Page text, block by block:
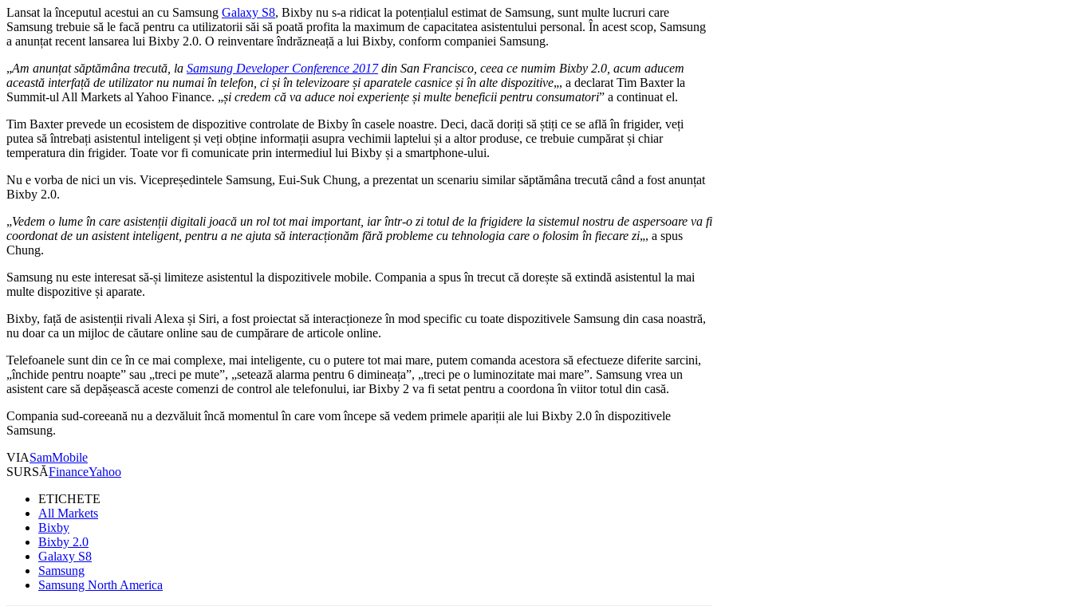
Lansat la începutul acestui an cu Samsung Galaxy S8, Bixby nu s-a ridicat la potențialul estimat de Samsung, sunt multe lucruri care
Samsung trebuie să le facă pentru ca utilizatorii săi să poată profita la maximum de capacitatea asistentului personal. În acest scop, Samsung
a anunțat recent lansarea lui Bixby 2.0. O reinventare îndrăzneață a lui Bixby, conform companiei Samsung.
„Am anunțat săptămâna trecută, la Samsung Developer Conference 2017din San Francisco, ceea ce numim Bixby 2.0, acum aducem
această interfață de utilizator nu numai în telefon, ci și în televizoare și aparatele casnice și în alte dispozitive„, a declarat Tim Baxter la
Summit-ul All Markets al Yahoo Finance. „și credem că va aduce noi experiențe și multe beneficii pentru consumatori” a continuat el.
Tim Baxter prevede un ecosistem de dispozitive controlate de Bixby în casele noastre. Deci, dacă doriți să știți ce se află în frigider, veți
putea să întrebați asistentul inteligent și veți obține informații asupra vechimii laptelui și a altor produse, ce trebuie cumpărat și chiar
temperatura din frigider. Toate vor fi comunicate prin intermediul lui Bixby și a smartphone-ului.
Nu e vorba de nici un vis. Vicepreședintele Samsung, Eui-Suk Chung, a prezentat un scenariu similar săptămâna trecută când a fost anunțat
Bixby 2.0.
„Vedem o lume în care asistenții digitali joacă un rol tot mai important, iar într-o zi totul de la frigidere la sistemul nostru de aspersoare va fi
coordonat de un asistent inteligent, pentru a ne ajuta să interacționăm fără probleme cu tehnologia care o folosim în fiecare zi„, a spus
Chung.
Samsung nu este interesat să-și limiteze asistentul la dispozitivele mobile. Compania a spus în trecut că dorește să extindă asistentul la mai
multe dispozitive și aparate.
Bixby, față de asistenții rivali Alexa și Siri, a fost proiectat să interacționeze în mod specific cu toate dispozitivele Samsung din casa noastră,
nu doar ca un mijloc de căutare online sau de cumpărare de articole online.
Telefoanele sunt din ce în ce mai complexe, mai inteligente, cu o putere tot mai mare, putem comanda acestora să efectueze diferite sarcini,
„închide pentru noapte” sau „treci pe mute”, „setează alarma pentru 6 dimineața”, „treci pe o luminozitate mai mare”. Samsung vrea un
asistent care să depășească aceste comenzi de control ale telefonului, iar Bixby 2 va fi setat pentru a coordona în viitor totul din casă.
Compania sud-coreeană nu a dezvăluit încă momentul în care vom începe să vedem primele apariții ale lui Bixby 2.0 în dispozitivele
Samsung.
VIASamMobile
SURSĂFinanceYahoo
ETICHETE
All Markets
Bixby
Bixby 2.0
Galaxy S8
Samsung
Samsung North America